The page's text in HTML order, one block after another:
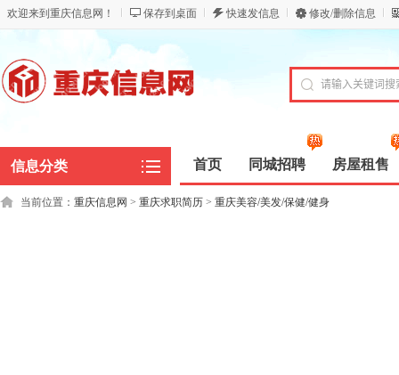
欢迎来到重庆信息网！ 保存到桌面 快速发信息 修改/删除信息
信息分类 首页 同城招聘 房屋租售
当前位置： 重庆信息网 > 重庆求职简历 > 重庆美容/美发/保健/健身